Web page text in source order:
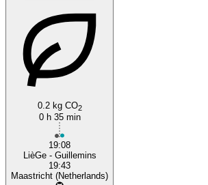
0.2 kg CO2
0 h 35 min
19:08
LièGe - Guillemins
19:43
Maastricht (Netherlands)